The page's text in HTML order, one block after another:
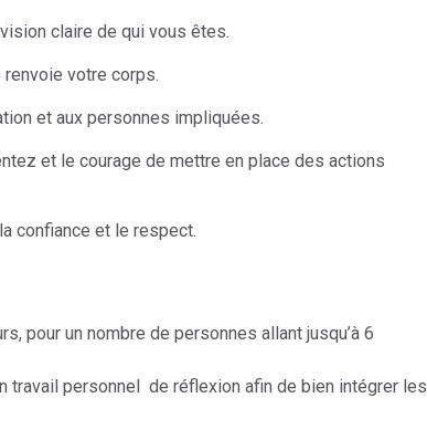
claire de qui vous êtes.
votre corps.
et aux personnes impliquées.
et le courage de mettre en place des actions
confiance et le respect.
pour un nombre de personnes allant jusqu’à 6
travail personnel de réflexion afin de bien intégrer les